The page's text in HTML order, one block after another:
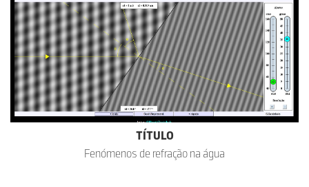
TÍTULO
Fenómenos de refração na água